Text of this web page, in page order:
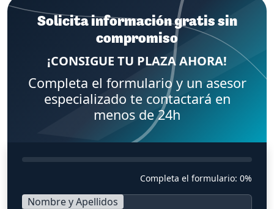
Solicita información gratis sin
compromiso
¡CONSIGUE TU PLAZA AHORA!
Completa el formulario y un asesor
especializado te contactará en
menos de 24h
Completa el formulario: 0%
Nombre y Apellidos